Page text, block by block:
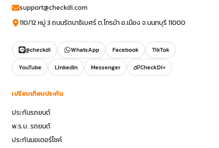
support@checkdi.com
110/12 หมู่ 3 ถนนรัตนาธิเบศร์ ต.ไทรม้า อ.เมือง จ.นนทบุรี 11000
@checkdi WhatsApp Facebook
TikTok
YouTube
LinkedIn Messenger CheckDi+
เปรียบเทียบประกัน
ประกันรถยนต์
พ.ร.บ. รถยนต์
ประกันมอเตอร์ไซค์